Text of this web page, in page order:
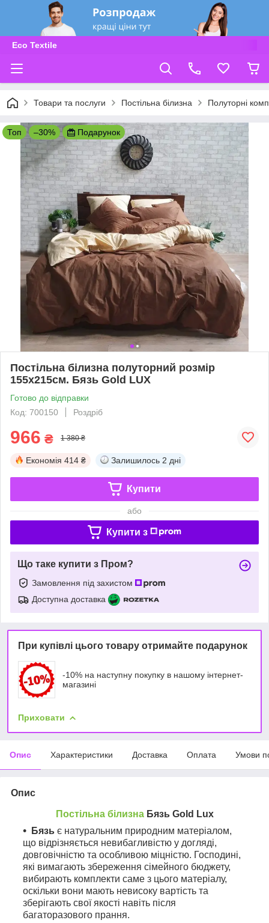
Eco Textile
Товари та послуги Постільна білизна Полуторні
Топ –30% Подарунок
Постільна білизна полуторний розмір
155х215см. Бязь Gold LUX
Готово до відправки
Код: 700150
Роздріб
966 ₴ 1 380 ₴
Економія 414 ₴ Залишилось 2 дні
Купити
або
Купити з
Що таке купити з Пром?
Замовлення під захистом
Доступна доставка
При купівлі цього товару отримайте подарунок
-10% на наступну покупку в нашому інтернет-
магазині
Приховати
Опис Характеристики Доставка Оплата Умови
Опис
Постільна білизна Бязь Gold Lux
Бязь є натуральним природним матеріалом,
що відрізняється невибагливістю у догляді,
довговічністю та особливою міцністю. Господині,
які вимагають збереження сімейного бюджету,
вибирають комплекти саме з цього матеріалу,
оскільки вони мають невисоку вартість та
зберігають свої якості навіть після
багаторазового прання.